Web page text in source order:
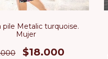
pile Metalic turquoise.
Mujer
$18.000